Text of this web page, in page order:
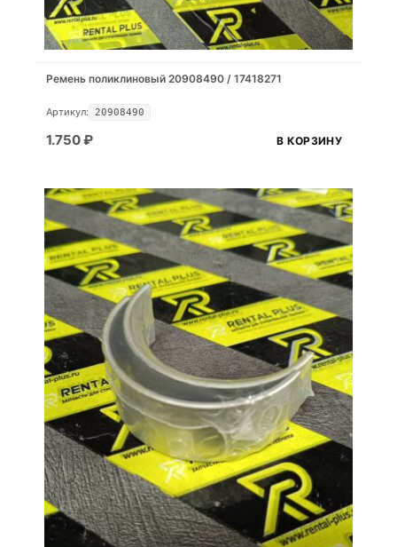
Ремень поликлиновый 20908490 / 17418271
Артикул: 20908490
1.750₽ В КОРЗИНУ